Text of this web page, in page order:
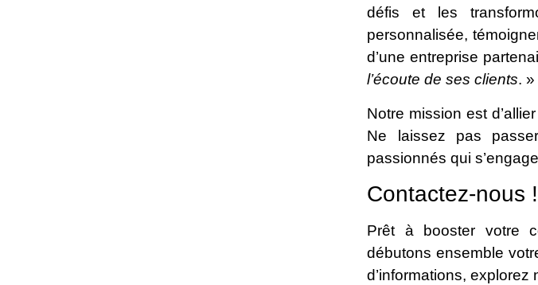
défis et les
personnalisée,
d’une entreprise
l’écoute de ses clients. »
Notre mission est
Ne laissez pas
passionnés qui
Contactez-nous !
Prêt à booster votre
débutons ensemble
d’informations,